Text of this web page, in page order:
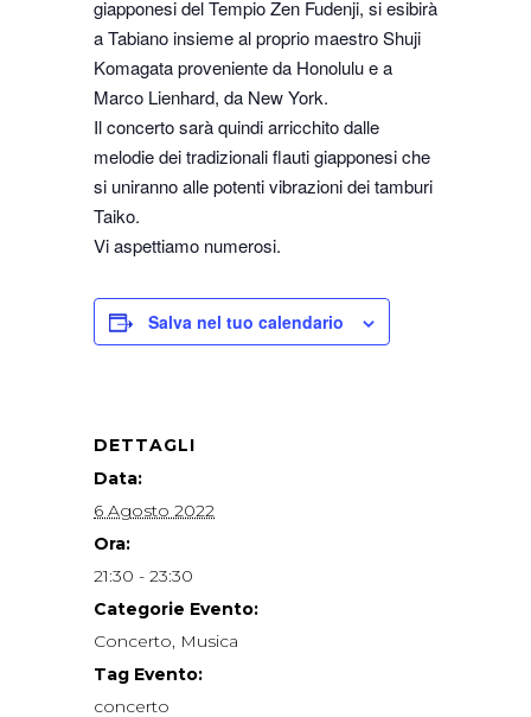
giapponesi del Tempio Zen Fudenji, si esibirà
a Tabiano insieme al proprio maestro Shuji
Komagata proveniente da Honolulu e a
Marco Lienhard, da New York.
Il concerto sarà quindi arricchito dalle
melodie dei tradizionali flauti giapponesi che
si uniranno alle potenti vibrazioni dei tamburi
Taiko.
Vi aspettiamo numerosi.
Salva nel tuo calendario
DETTAGLI
Data:
6 Agosto 2022
Ora:
21:30 - 23:30
Categorie Evento:
Concerto, Musica
Tag Evento:
concerto